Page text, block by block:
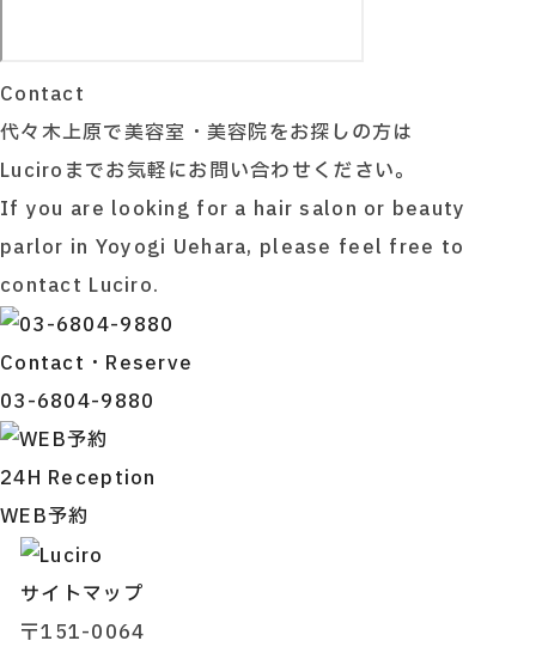
Contact
代々木上原で美容室・美容院をお探しの方は
Luciroまでお気軽にお問い合わせください。
If you are looking for a hair salon or beauty
parlor in Yoyogi Uehara, please feel free to
contact Luciro.
Contact・Reserve
03-6804-9880
24H Reception
WEB予約
サイトマップ
〒151-0064